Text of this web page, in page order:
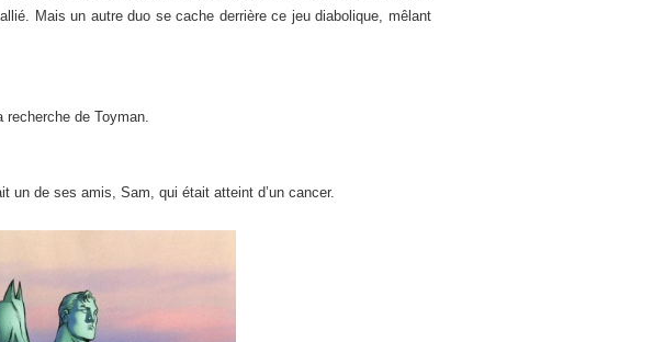
Mais un autre duo se cache derrière ce jeu diabolique, mêlant
recherche de Toyman.
un de ses amis, Sam, qui était atteint d’un cancer.